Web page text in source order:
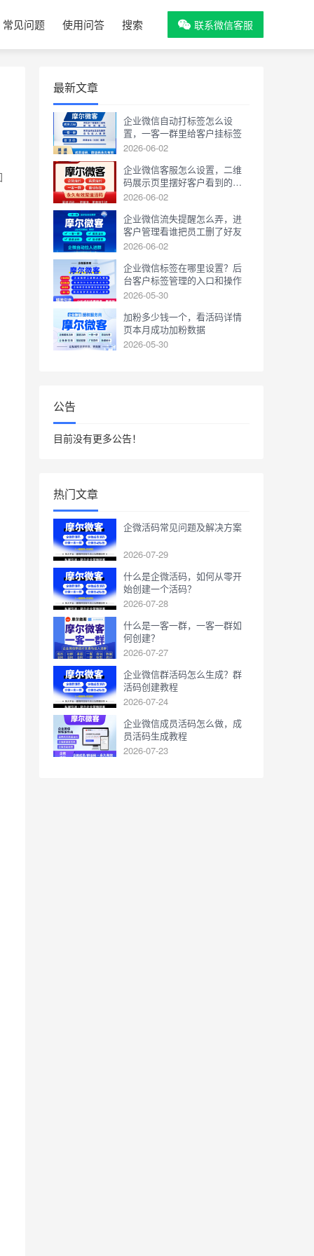
常见问题 使用问答 搜索 联系微信客服
最新文章
企业微信自动打标签怎么设
置，一客一群里给客户挂标签
2026-06-02
企业微信客服怎么设置，二维
码展示页里摆好客户看到的画
面
2026-06-02
企业微信流失提醒怎么弄，进
客户管理看谁把员工删了好友
2026-06-02
企业微信标签在哪里设置？后
台客户标签管理的入口和操作
2026-05-30
加粉多少钱一个，看活码详情
页本月成功加粉数据
2026-05-30
公告
目前没有更多公告！
热门文章
企微活码常见问题及解决方案
2026-07-29
什么是企微活码，如何从零开
始创建一个活码？
2026-07-28
什么是一客一群，一客一群如
何创建？
2026-07-27
企业微信群活码怎么生成？群
活码创建教程
2026-07-24
企业微信成员活码怎么做，成
员活码生成教程
2026-07-23